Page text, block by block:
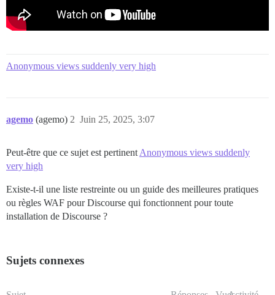
Anonymous views suddenly very high
agemo (agemo) Juin 25, 2025, 3:07
2
Peut-être que ce sujet est pertinent Anonymous views suddenly
very high
Existe-t-il une liste restreinte ou un guide des meilleures pratiques
ou règles WAF pour Discourse qui fonctionnent pour toute
installation de Discourse ?
Sujets connexes